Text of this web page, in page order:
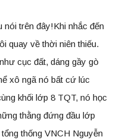
nói trên đây!Khi nhắc đến
quay về thời niên thiếu.
cục đất, dáng gầy gò
xô ngã nó bất cứ lúc
khối lớp 8 TQT, nó học
thằng đứng đầu lớp
thống VNCH Nguyễn